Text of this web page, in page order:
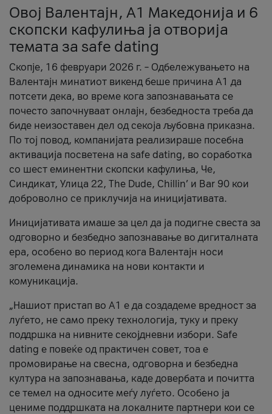
Овој Валентајн, A1 Македонија и 6
скопски кафулиња ја отворија
темата за safe dating
Скопје, 16 февруари 2026 г. – Одбележувањето на
Валентајн минатиот викенд беше причина А1 да
потсети дека, во време кога запознавањата се
почесто започнуваат онлајн, безбедноста треба да
биде неизоставен дел од секоја љубовна приказна.
По тој повод, компанијата реализираше посебна
активација посветена на safe dating, во соработка
со шест еминентни скопски кафулиња, Че,
Синдикат, Улица 22, The Dude, Chillin’ и Bar 90 кои
доброволно се приклучија на иницијативата.
Иницијативата имаше за цел да ја подигне свеста за
одговорно и безбедно запознавање во дигиталната
ера, особено во период кога Валентајн носи
зголемена динамика на нови контакти и
комуникација.
„Нашиот пристап во А1 е да создадеме вредност за
луѓето, не само преку технологија, туку и преку
поддршка на нивните секојдневни избори. Safe
dating е повеќе од практичен совет, тоа е
промовирање на свесна, одговорна и безбедна
култура на запознавања, каде довербата и почитта
се темел на односите меѓу луѓето. Особено ја
цениме поддршката на локалните партнери кои се